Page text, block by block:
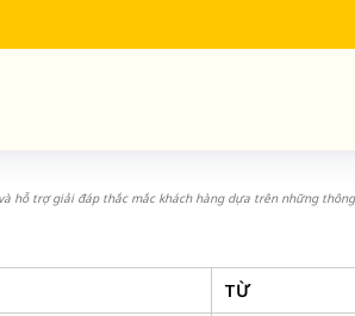
hỗ trợ giải đáp thắc mắc khách hàng dựa trên những
TỪ